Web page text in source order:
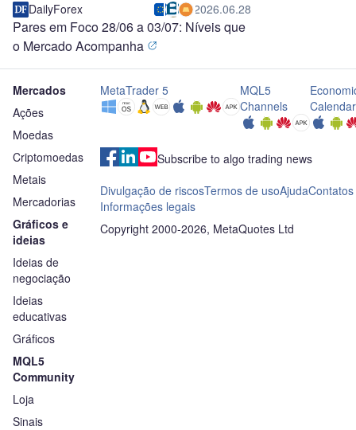
DailyForex 2026.06.28
Pares em Foco 28/06 a 03/07: Níveis que
o Mercado Acompanha
Mercados
Ações
Moedas
Criptomoedas
Metais
Mercadorias
Gráficos e
ideias
Ideias de
negociação
Ideias
educativas
Gráficos
MQL5
Community
Loja
Sinais
MetaTrader 5
MQL5
Channels
Calendar
Subscribe to algo trading news
Divulgação de riscosTermos de usoAjudaContatos
Informações legais
Copyright 2000-2026, MetaQuotes Ltd